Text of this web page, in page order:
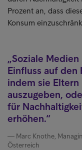
Prozent an, dass
Konsum
Soziale
Einfluss auf den
indem sie
auszugeben,
für
erhöhen.
Marc Knothe,
Österreich